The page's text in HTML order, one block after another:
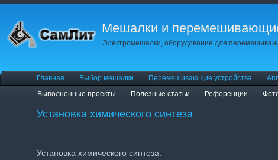
Мешалки и
Электромешалки, оборудование для
Главная Выбор мешалки Перемешивающие устройства
Выполненные проекты
Полезные статьи Референции
Установка химического синтеза
Установка химического синтеза.